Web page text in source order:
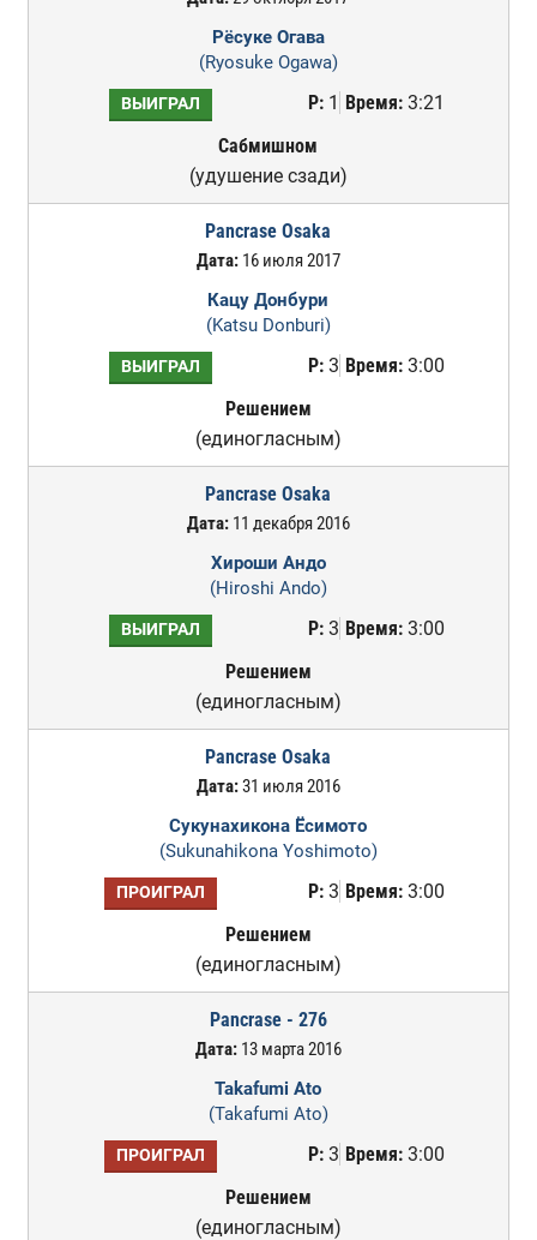
Рёсуке Огава
(Ryosuke Ogawa)
ВЫИГРАЛ Р:1 Время:3:21
Сабмишном
(удушение сзади)
Pancrase Osaka
Дата:16 июля 2017
Кацу Донбури
(Katsu Donburi)
ВЫИГРАЛ Р:3 Время:3:00
Решением
(единогласным)
Pancrase Osaka
Дата:11 декабря 2016
Хироши Андо
(Hiroshi Ando)
ВЫИГРАЛ Р:3 Время:3:00
Решением
(единогласным)
Pancrase Osaka
Дата:31 июля 2016
Сукунахикона Ёсимото
(Sukunahikona Yoshimoto)
ПРОИГРАЛ Р:3 Время:3:00
Решением
(единогласным)
Pancrase - 276
Дата:13 марта 2016
Takafumi Ato
(Takafumi Ato)
ПРОИГРАЛ Р:3 Время:3:00
Решением
(единогласным)